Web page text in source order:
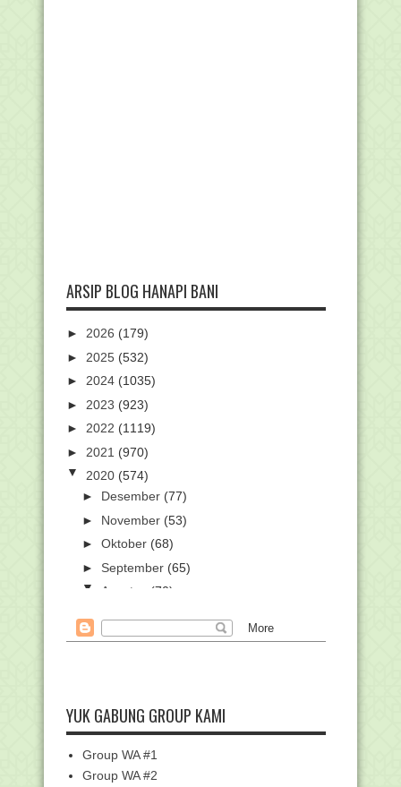
ARSIP BLOG HANAPI BANI
► 2026 (179)
► 2025 (532)
► 2024 (1035)
► 2023 (923)
► 2022 (1119)
► 2021 (970)
▼ 2020 (574)
► Desember (77)
► November (53)
► Oktober (68)
► September (65)
▼
Agustus
(70)
Download Buku Siswa K-13 Kelas 6
Download Buku Siswa K-13 Kelas 3
Semua Tema
YUK GABUNG GROUP KAMI
Group WA #1
Group WA #2